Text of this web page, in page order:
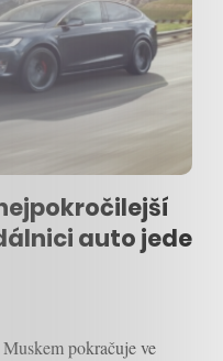
auto jede
pokračuje ve